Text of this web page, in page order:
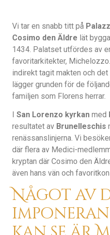
Vi tar en snabb titt på
Cosimo den Äldre lät
1434. Palatset utfördes av
favoritarkitekter,
indirekt tagit makten och
lägger grunden för de
familjen som Florens herrar.
San Lorenzo kyrkan med
resultatet av Brunelleschis
renässanslinjerna. Vi
där flera av Medici-
kryptan där Cosimo den
även hans vän och
Något av